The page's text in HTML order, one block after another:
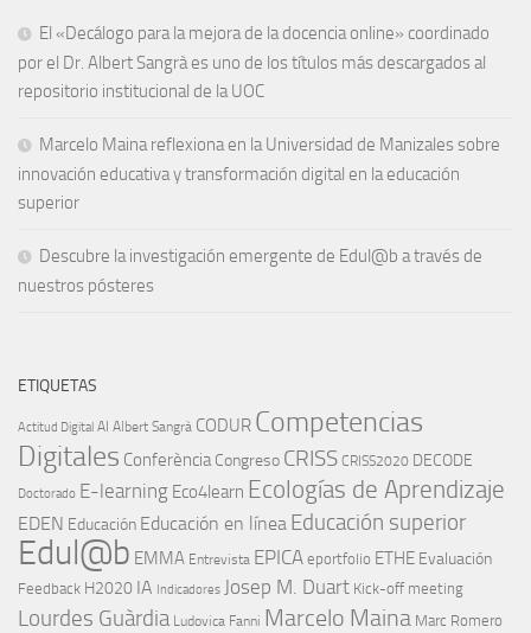
El «Decálogo para la mejora de la docencia online» coordinado
por el Dr. Albert Sangrà es uno de los títulos más descargados al
repositorio institucional de la UOC
Marcelo Maina reflexiona en la Universidad de Manizales sobre
innovación educativa y transformación digital en la educación
superior
Descubre la investigación emergente de Edul@b a través de
nuestros pósteres
ETIQUETAS
Actitud Digital AI Albert Sangrà CODUR Competencias
Digitales Conferència Congreso CRISS CRISS2020 DECODE
Doctorado E-learning Eco4learn Ecologías de Aprendizaje
EDEN Educación Educación en línea Educación superior
Edul@b EMMA Entrevista EPICA eportfolio ETHE Evaluación
Feedback H2020 IA Indicadores Josep M. Duart Kick-off meeting
Lourdes Guàrdia Ludovica Fanni Marcelo Maina Marc Romero